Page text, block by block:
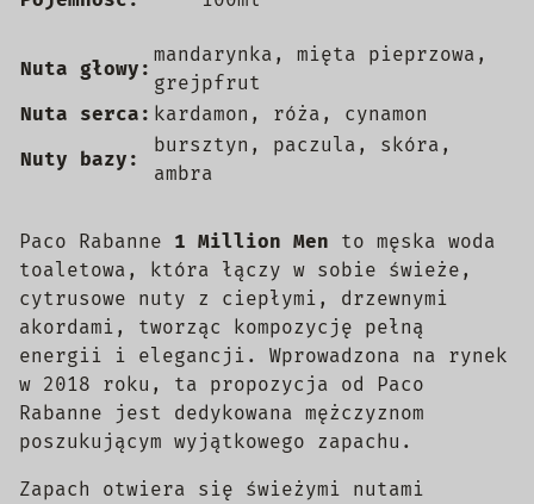
Nuta głowy:
mandarynka, mięta pieprzowa,
grejpfrut
Nuta serca: kardamon, róża, cynamon
Nuty bazy:
bursztyn, paczula, skóra,
ambra
Paco Rabanne 1 Million Men to męska woda
toaletowa, która łączy w sobie świeże,
cytrusowe nuty z ciepłymi, drzewnymi
akordami, tworząc kompozycję pełną
energii i elegancji. Wprowadzona na rynek
w 2018 roku, ta propozycja od Paco
Rabanne jest dedykowana mężczyznom
poszukującym wyjątkowego zapachu.
Zapach otwiera się świeżymi nutami